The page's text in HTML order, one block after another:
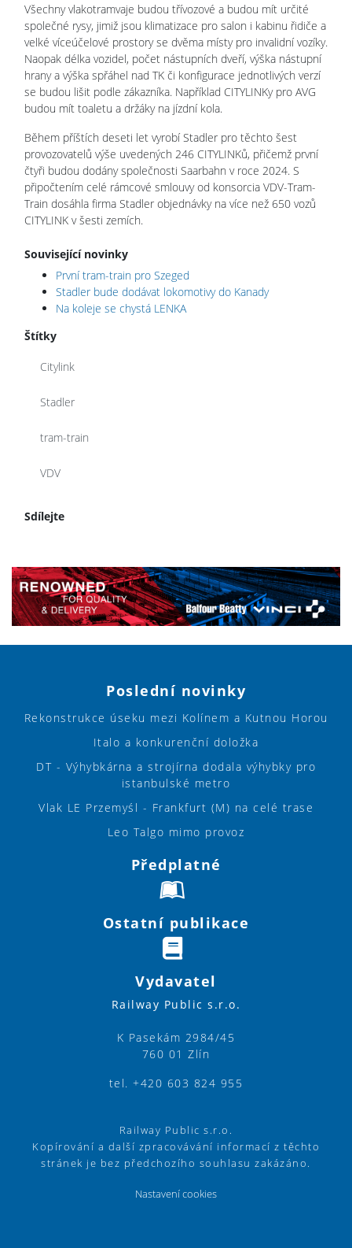
Všechny vlakotramvaje budou třívozové a budou mít určité
společné rysy, jimiž jsou klimatizace pro salon i kabinu řidiče a
velké víceúčelové prostory se dvěma místy pro invalidní vozíky.
Naopak délka vozidel, počet nástupních dveří, výška nástupní
hrany a výška spřáhel nad TK či konfigurace jednotlivých verzí
se budou lišit podle zákazníka. Například CITYLINKy pro AVG
budou mít toaletu a držáky na jízdní kola.
Během příštích deseti let vyrobí Stadler pro těchto šest
provozovatelů výše uvedených 246 CITYLINKů, přičemž první
čtyři budou dodány společnosti Saarbahn v roce 2024. S
připočtením celé rámcové smlouvy od konsorcia VDV-Tram-
Train dosáhla firma Stadler objednávky na více než 650 vozů
CITYLINK v šesti zemích.
Související novinky
První tram-train pro Szeged
Stadler bude dodávat lokomotivy do Kanady
Na koleje se chystá LENKA
Štítky
Citylink
Stadler
tram-train
VDV
Sdílejte
Poslední novinky
Rekonstrukce úseku mezi Kolínem a Kutnou Horou
Italo a konkurenční doložka
DT - Výhybkárna a strojírna dodala výhybky pro
istanbulské metro
Vlak LE Przemyśl - Frankfurt (M) na celé trase
Leo Talgo mimo provoz
Předplatné
Ostatní publikace
Vydavatel
Railway Public s.r.o.
K Pasekám 2984/45
760 01 Zlín
tel. +420 603 824 955
Railway Public s.r.o.
Kopírování a další zpracovávání informací z těchto
stránek je bez předchozího souhlasu zakázáno.
Nastavení cookies